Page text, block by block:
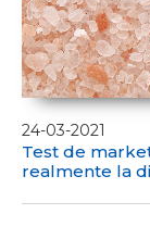
24-03-2021
Test de
realmente la